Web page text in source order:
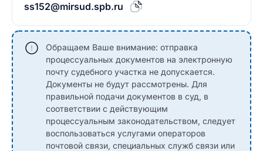
ss152@mirsud.spb.ru
Обращаем Ваше внимание: отправка
процессуальных документов на электронную
почту судебного участка не допускается.
Документы не будут рассмотрены. Для
правильной подачи документов в суд, в
соответствии с действующим
процессуальным законодательством, следует
воспользоваться услугами операторов
почтовой связи, специальных служб связи или